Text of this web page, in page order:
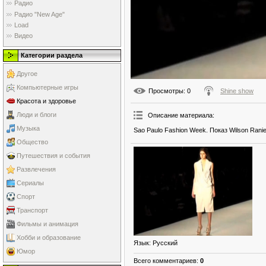
Радио
Радио "New Age"
Load
Видео
Категории раздела
Другое
Компьютерные игры
Красота и здоровье
Люди и блоги
Музыка
Общество
Путешествия и события
Развлечения
Сериалы
Спорт
Транспорт
Фильмы и анимация
Хобби и образование
Юмор
Просмотры: 0 Shine show
Описание материала:
Sao Paulo Fashion Week. Показ Wilson
Язык: Русский
Всего комментариев: 0